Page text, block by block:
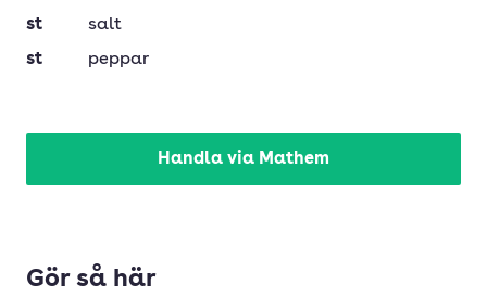
st
salt
st
peppar
Handla via Mathem
Gör så här